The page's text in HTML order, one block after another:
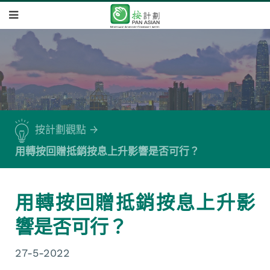
按計劃觀點
用轉按回贈抵銷按息上升影響是否可行？
用轉按回贈抵銷按息上升影
響是否可行？
27-5-2022